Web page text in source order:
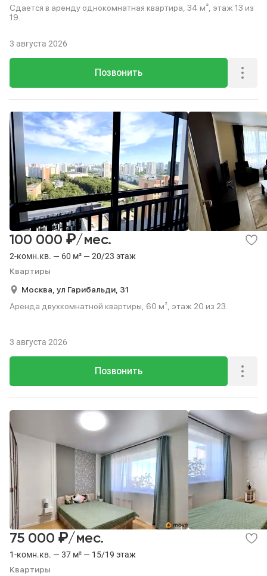
Сдается в аренду однокомнатная квартира, 34 м², этаж 13 из
19.
Позвонить
3 августа 2026
2-комн.кв. — 60 м² — 20/23 этаж
Квартиры
100 000 ₽/мес.
Москва, ул Гарибальди, 31
Аренда двухкомнатной квартиры, 60 м², этаж 20 из 23.
Позвонить
3 августа 2026
1-комн.кв. — 37 м² — 15/19 этаж
Квартиры
75 000 ₽/мес.